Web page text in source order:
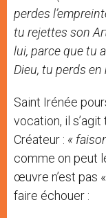
perdes
tu rejettes son
lui, parce que tu
Dieu, tu perds
Saint Irénée
vocation, il
Créateur : «
comme on peut
œuvre n’est pas
faire échouer :